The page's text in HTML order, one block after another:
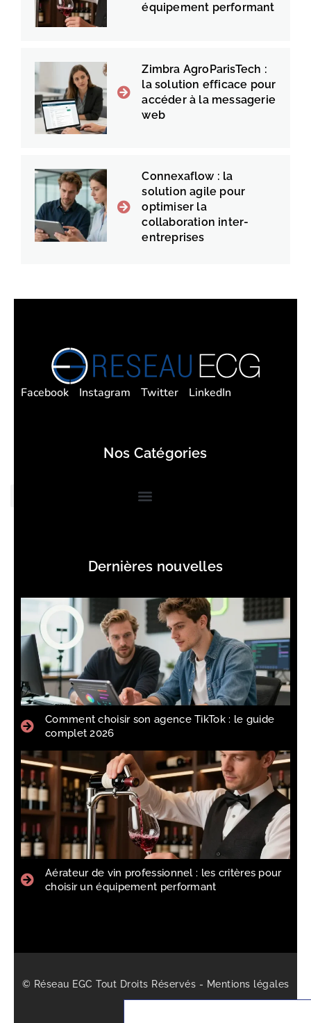
équipement performant
Zimbra AgroParisTech :
la solution efficace pour
accéder à la messagerie
web
Connexaflow : la
solution agile pour
optimiser la
collaboration inter-
entreprises
Facebook Instagram Twitter LinkedIn
Nos Catégories
Dernières nouvelles
Comment choisir son agence TikTok : le guide
complet 2026
Aérateur de vin professionnel : les critères pour
choisir un équipement performant
© Réseau EGC Tout Droits Réservés - Mentions légales